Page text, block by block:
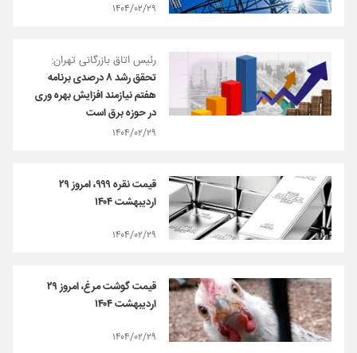
۱۴۰۴/۰۲/۲۹
رئیس اتاق بازرگانی تهران:
تحقق رشد ۸ درصدی برنامه
هفتم نیازمند افزایش بهره وری
در حوزه برق است
۱۴۰۴/۰۲/۲۹
قیمت نقره ۹۹۹، امروز ۲۹
اردیبهشت ۱۴۰۴
۱۴۰۴/۰۲/۲۹
قیمت گوشت مرغ، امروز ۲۹
اردیبهشت ۱۴۰۴
۱۴۰۴/۰۲/۲۹